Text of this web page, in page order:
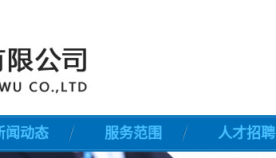
闻动态 服务范围 人才招聘